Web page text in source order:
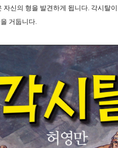
자신의 형을 발견하게 됩니다. 각시탈
거둡니다.